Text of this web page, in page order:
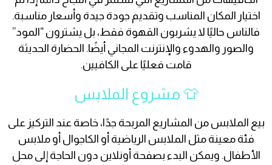
اختيار المكان المناسب وتقديم جودة جيدة وأسعار مناسبة.
فالناس حاليًا لا يشربون القهوة فقط، بل يشترون “المود”
والصور والهدوء والإنترنت المجاني أيضًا. الحضارة الحديثة
قامت فعليًا على الكافيين.
👕 مشروع الملابس
بيع الملابس من المشاريع المربحة جدًا، خاصة عند التركيز على
فئة معينة مثل الملابس الرياضية أو الكاجوال أو ملابس
الأطفال. ويمكن البدء بصفحة أونلاين دون الحاجة إلى محل